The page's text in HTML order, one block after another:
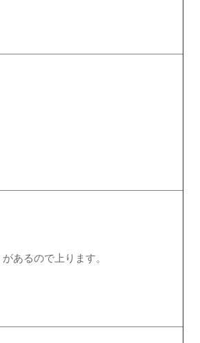
あるので上ります。